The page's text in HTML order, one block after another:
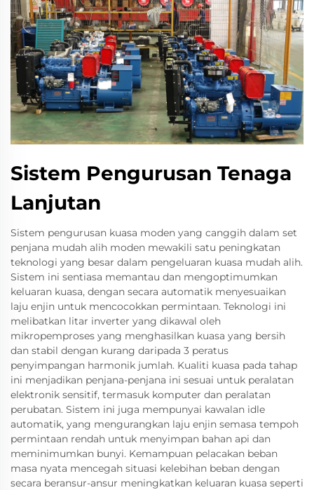
Sistem Pengurusan Tenaga
Lanjutan
Sistem pengurusan kuasa moden yang canggih dalam set
penjana mudah alih moden mewakili satu peningkatan
teknologi yang besar dalam pengeluaran kuasa mudah alih.
Sistem ini sentiasa memantau dan mengoptimumkan
keluaran kuasa, dengan secara automatik menyesuaikan
laju enjin untuk mencocokkan permintaan. Teknologi ini
melibatkan litar inverter yang dikawal oleh
mikropemproses yang menghasilkan kuasa yang bersih
dan stabil dengan kurang daripada 3 peratus
penyimpangan harmonik jumlah. Kualiti kuasa pada tahap
ini menjadikan penjana-penjana ini sesuai untuk peralatan
elektronik sensitif, termasuk komputer dan peralatan
perubatan. Sistem ini juga mempunyai kawalan idle
automatik, yang mengurangkan laju enjin semasa tempoh
permintaan rendah untuk menyimpan bahan api dan
meminimumkan bunyi. Kemampuan pelacakan beban
masa nyata mencegah situasi kelebihan beban dengan
secara beransur-ansur meningkatkan keluaran kuasa seperti